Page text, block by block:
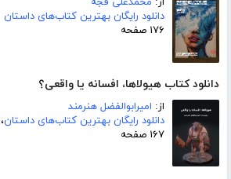
دانلود رایگان بهترین کتاب‌های داستان
۱۷۶ صفحه
دانلود کتاب هیولاها، افسانه یا واقعی؟
از: امیرابوالفضل هنرمند
دانلود رایگان بهترین کتاب‌های داستان،
۱۶۷ صفحه